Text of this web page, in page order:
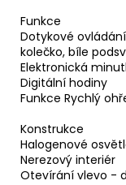
Funkce
Dotykové
kolečko, bíle
Elektronická
Digitální hodiny
Funkce Rychlý
Konstrukce
Halogenové
Nerezový interiér
Otevírání vlevo -